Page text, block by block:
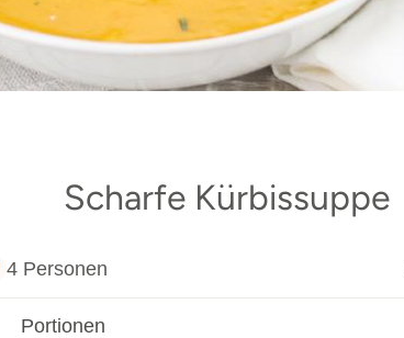
Scharfe Kürbissuppe
4 Personen
Portionen